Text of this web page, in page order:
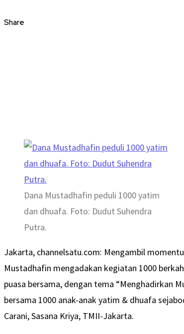
Share
Dana Mustadhafin peduli 1000 yatim
dan dhuafa. Foto: Dudut Suhendra
Putra.
Jakarta, channelsatu.com: Mengambil
Mustadhafin mengadakan kegiatan 1000
puasa bersama, dengan tema “Menghadirkan
bersama 1000 anak-anak yatim & dhuafa
Carani, Sasana Kriya, TMII-Jakarta.